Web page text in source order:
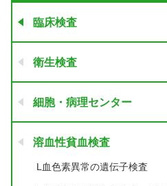
臨床検査
衛生検査
細胞・病理センター
溶血性貧血検査
L血色素異常の遺伝子検査